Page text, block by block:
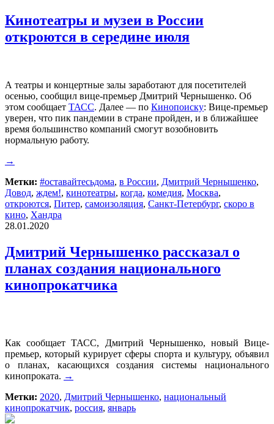
Кинотеатры и музеи в России
откроются в середине июля
А театры и концертные залы заработают для посетителей
осенью, сообщил вице-премьер Дмитрий Чернышенко. Об
этом сообщает ТАСС. Далее — по Кинопоиску: Вице-премьер
уверен, что пик пандемии в стране пройден, и в ближайшее
время большинство компаний смогут возобновить
нормальную работу.
→
Метки: #оставайтесьдома, в России, Дмитрий Чернышенко,
Довод, ждем!, кинотеатры, когда, комедия, Москва,
откроются, Питер, самоизоляция, Санкт-Петербург, скоро в
кино, Хандра
28.01.2020
Дмитрий Чернышенко рассказал о
планах создания национального
кинопрокатчика
Как сообщает ТАСС, Дмитрий Чернышенко, новый Вице-
премьер, который курирует сферы спорта и культуру, объявил
о планах, касающихся создания системы национального
кинопроката. →
Метки: 2020, Дмитрий Чернышенко, национальный
кинопрокатчик, россия, январь